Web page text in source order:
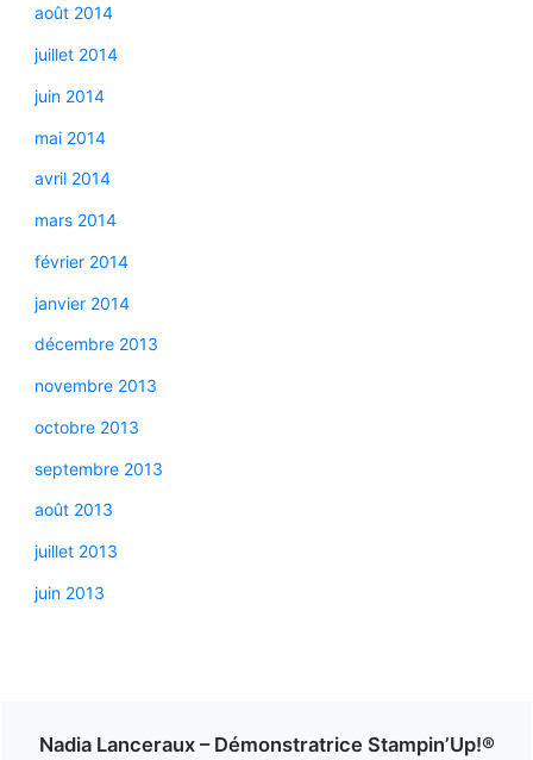
août 2014
juillet 2014
juin 2014
mai 2014
avril 2014
mars 2014
février 2014
janvier 2014
décembre 2013
novembre 2013
octobre 2013
septembre 2013
août 2013
juillet 2013
juin 2013
Nadia Lanceraux – Démonstratrice Stampin’Up!®